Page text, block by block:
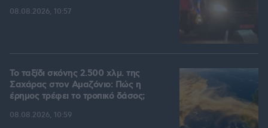
08.08.2026, 10:57
Το ταξίδι σκόνης 2.500 χλμ. της
Σαχάρας στον Αμαζόνιο: Πώς η
έρημος τρέφει το τροπικό δάσος;
08.08.2026, 10:59